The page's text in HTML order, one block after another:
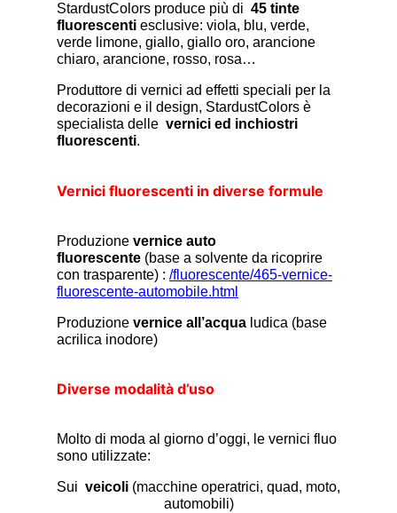
StardustColors produce più di 45 tinte
fluorescenti esclusive: viola, blu, verde,
verde limone, giallo, giallo oro, arancione
chiaro, arancione, rosso, rosa…
Produttore di vernici ad effetti speciali per la
decorazioni e il design, StardustColors è
specialista delle vernici ed inchiostri
fluorescenti.
Vernici fluorescenti in diverse formule
Produzione vernice auto
fluorescente (base a solvente da ricoprire
con trasparente) : /fluorescente/465-vernice-
fluorescente-automobile.html
Produzione vernice all’acqua ludica (base
acrilica inodore)
Diverse modalità d’uso
Molto di moda al giorno d’oggi, le vernici fluo
sono utilizzate:
Sui veicoli (macchine operatrici, quad, moto,
automobili)